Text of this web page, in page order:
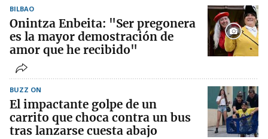
BILBAO
Onintza Enbeita: "Ser pregonera
es la mayor demostración de
amor que he recibido"
BUZZ ON
El impactante golpe de un
carrito que choca contra un bus
tras lanzarse cuesta abajo